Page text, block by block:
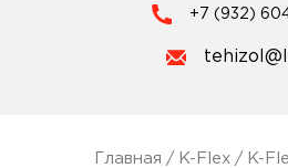
+7 (932)
Главная / K-Flex/ K-